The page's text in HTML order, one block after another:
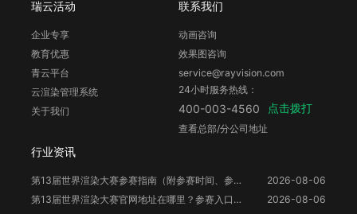
瑞云活动
企业专享
教育优惠
青云平台
云渲染管理系统
关于我们
行业资讯
第13届世界渲染大赛参赛指南（附参赛时间、参赛要求、赛事奖励等）
2026-08-06
第13届世界渲染大赛官网地址在哪里？参赛入口与信息整理
2026-08-06
联系我们
动画咨询
效果图咨询
service@rayvision.com
24小时服务热线：
400-003-4560 点击拨打
查看总部/分公司地址